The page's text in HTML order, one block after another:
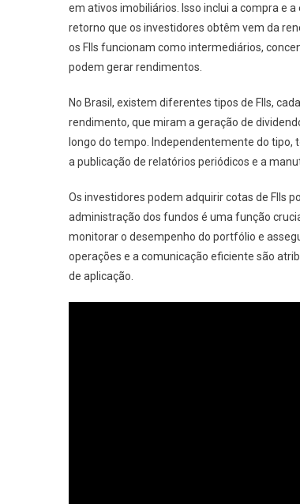
em ativos imobiliários. Isso inclui a compra e
retorno que os investidores obtêm vem da
os FIIs funcionam como intermediários,
podem gerar rendimentos.
No Brasil, existem diferentes tipos de FIIs,
rendimento, que miram a geração de
longo do tempo. Independentemente do tipo,
a publicação de relatórios periódicos e a
Os investidores podem adquirir cotas de FIIs
administração dos fundos é uma função
monitorar o desempenho do portfólio e
operações e a comunicação eficiente são
de aplicação.